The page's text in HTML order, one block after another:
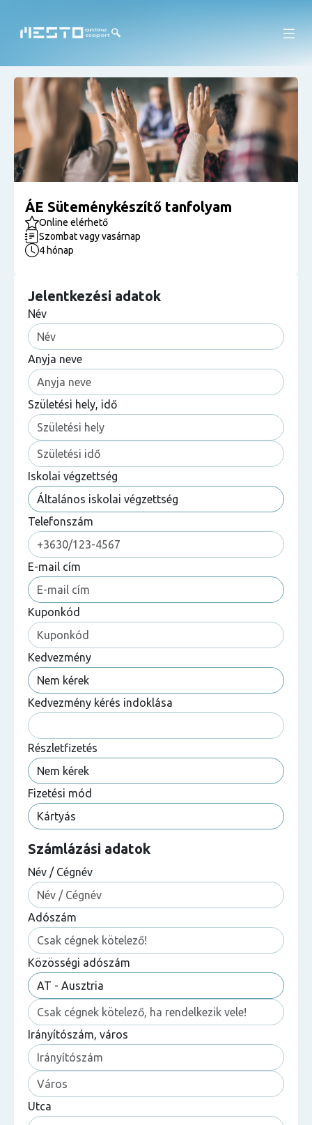
ÁE Süteménykészítő tanfolyam
Online elérhető
Szombat vagy vasárnap
4 hónap
Jelentkezési adatok
Név
Anyja neve
Születési hely, idő
Iskolai végzettség
Telefonszám
E-mail cím
Kuponkód
Kedvezmény
Kedvezmény kérés indoklása
Részletfizetés
Fizetési mód
Számlázási adatok
Név / Cégnév
Adószám
Közösségi adószám
Irányítószám, város
Utca